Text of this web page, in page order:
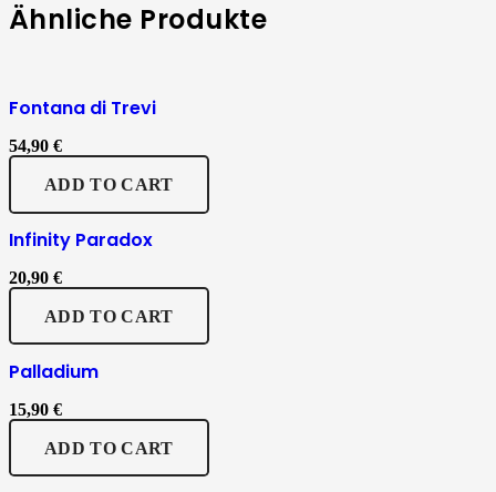
Ähnliche Produkte
Fontana di Trevi
54,90 €
ADD TO CART
Infinity Paradox
20,90 €
ADD TO CART
Palladium
15,90 €
ADD TO CART